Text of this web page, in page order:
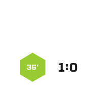
:
36’